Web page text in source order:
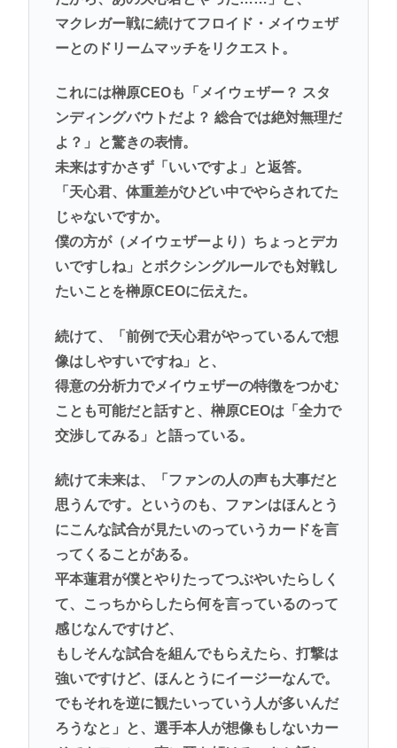
マクレガー戦に続けてフロイド・メイウェザ
ーとのドリームマッチをリクエスト。
これには榊原CEOも「メイウェザー？ スタ
ンディングバウトだよ？ 総合では絶対無理だ
よ？」と驚きの表情。
未来はすかさず「いいですよ」と返答。
「天心君、体重差がひどい中でやらされてた
じゃないですか。
僕の方が（メイウェザーより）ちょっとデカ
いですしね」とボクシングルールでも対戦し
たいことを榊原CEOに伝えた。
続けて、「前例で天心君がやっているんで想
像はしやすいですね」と、
得意の分析力でメイウェザーの特徴をつかむ
ことも可能だと話すと、榊原CEOは「全力で
交渉してみる」と語っている。
続けて未来は、「ファンの人の声も大事だと
思うんです。というのも、ファンはほんとう
にこんな試合が見たいのっていうカードを言
ってくることがある。
平本蓮君が僕とやりたってつぶやいたらしく
て、こっちからしたら何を言っているのって
感じなんですけど、
もしそんな試合を組んでもらえたら、打撃は
強いですけど、ほんとうにイージーなんで。
でもそれを逆に観たいっていう人が多いんだ
ろうなと」と、選手本人が想像もしないカー